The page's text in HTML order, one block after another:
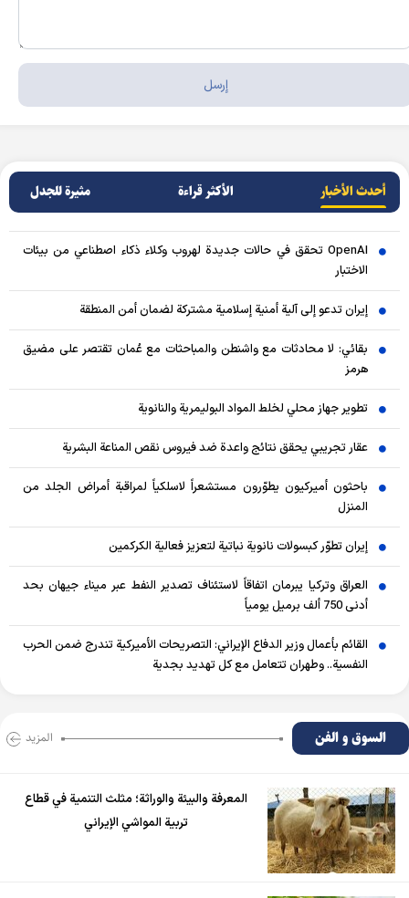
أحدث الأخبار الأکثر قراءة مثيرة للجدل
OpenAI تحقق في حالات جديدة لهروب وكلاء ذكاء اصطناعي من بيئات
الاختبار
إيران تدعو إلى آلية أمنية إسلامية مشتركة لضمان أمن المنطقة
بقائي: لا محادثات مع واشنطن والمباحثات مع عُمان تقتصر على مضيق
هرمز
تطوير جهاز محلي لخلط المواد البوليمرية والنانوية
عقار تجريبي يحقق نتائج واعدة ضد فيروس نقص المناعة البشرية
باحثون أميركيون يطوّرون مستشعراً لاسلكياً لمراقبة أمراض الجلد من
المنزل
إيران تطوّر كبسولات نانوية نباتية لتعزيز فعالية الكركمين
العراق وتركيا يبرمان اتفاقاً لاستئناف تصدير النفط عبر ميناء جيهان بحد
أدنى 750 ألف برميل يومياً
القائم بأعمال وزير الدفاع الإيراني: التصريحات الأميركية تندرج ضمن الحرب
النفسية.. وطهران تتعامل مع كل تهديد بجدية
السوق و الفن المزید
المعرفة والبيئة والوراثة؛ مثلث التنمية في قطاع
تربية المواشي الإيراني